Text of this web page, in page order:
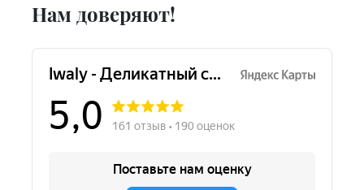
Нам доверяют!